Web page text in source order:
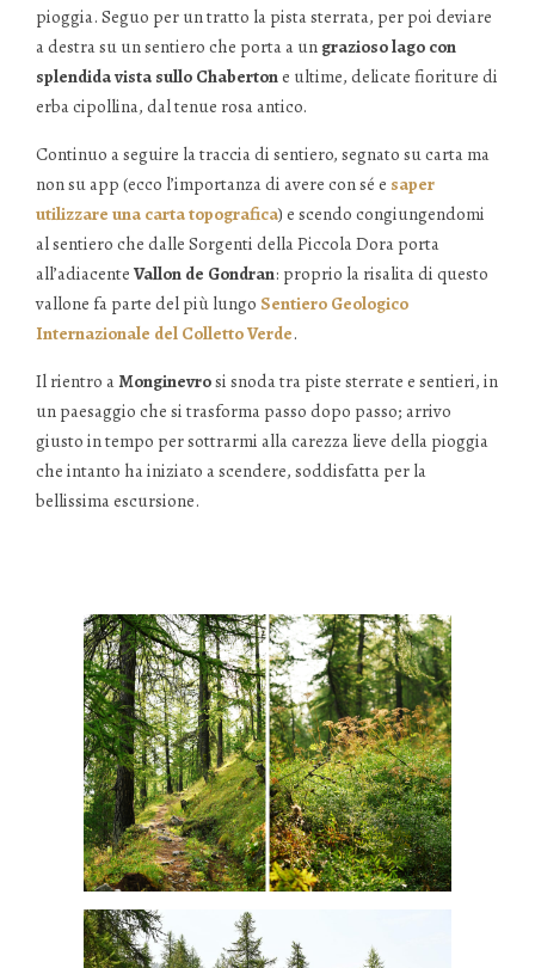
pioggia. Seguo per un tratto la pista sterrata, per poi deviare
a destra su un sentiero che porta a un grazioso lago con
splendida vista sullo Chabertone ultime, delicate fioriture di
erba cipollina, dal tenue rosa antico.
Continuo a seguire la traccia di sentiero, segnato su carta ma
non su app (ecco l’importanza di avere con sé e saper
utilizzare una carta topografica) e scendo congiungendomi
al sentiero che dalle Sorgenti della Piccola Dora porta
all’adiacente Vallon de Gondran: proprio la risalita di questo
vallone fa parte del più lungo Sentiero Geologico
Internazionale del Colletto Verde.
Il rientro aMonginevrosi snoda tra piste sterrate e sentieri, in
un paesaggio che si trasforma passo dopo passo; arrivo
giusto in tempo per sottrarmi alla carezza lieve della pioggia
che intanto ha iniziato a scendere, soddisfatta per la
bellissima escursione.